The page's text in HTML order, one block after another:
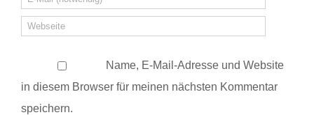
Name, E-Mail-Adresse und Website
in diesem Browser für meinen nächsten Kommentar
speichern.